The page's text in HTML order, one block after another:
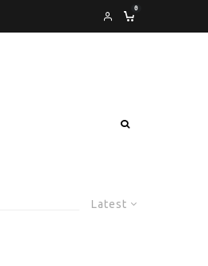
0
Latest